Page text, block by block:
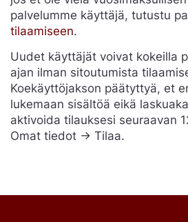
palvelumme käyttäjä, tutustu
tilaamiseen.
Uudet käyttäjät voivat kokeilla
ajan ilman sitoutumista
Koekäyttöjakson päätyttyä, et
lukemaan sisältöä eikä
aktivoida tilauksesi seuraavan
Omat tiedot -> Tilaa.